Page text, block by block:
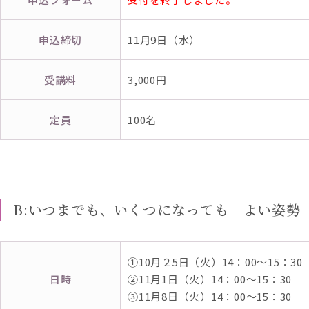
申込締切 11月9日（水）
受講料 3,000円
定員 100名
B:いつまでも、いくつになっても よい姿勢
日時
①10月２5日（火）14：00～15：
②11月1日（火）14：00～15：30
③11月8日（火）14：00～15：30